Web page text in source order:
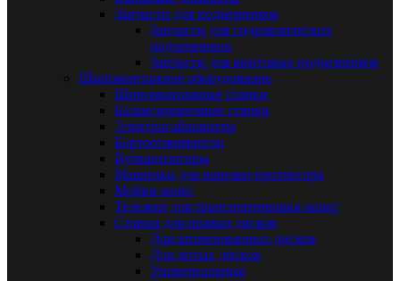
Запчасти для подъемников
Запчасти для гидравлических
подъемников
Запчасти для винтовых подъемников
Шиномонтажное оборудование
Шиномонтажные станки
Балансировочные станки
Электрогайковерты
Бортоотжиматели
Вулканизаторы
Машинки для нарезки протектора
Мойки колес
Тележки для транспортировки колес
Станки для правки дисков
Для штампованных дисков
Для литых дисков
Универсальные